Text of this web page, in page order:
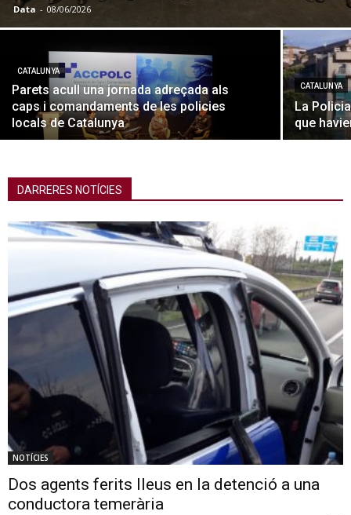
Data - 08/06/2026
CATALUNYA
Parets acull una jornada adreçada als
caps i comandaments de les policies
locals de Catalunya
CATALUNYA
La
que
DARRERES NOTÍCIES
NOTÍCIES
Dos agents ferits lleus en la detenció a una
conductora temerària